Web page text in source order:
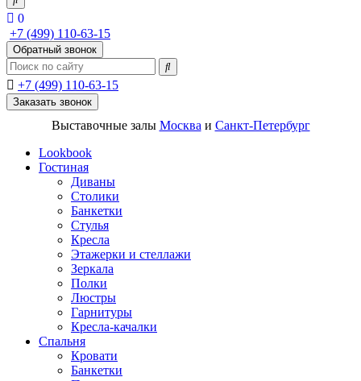
0
+7 (499) 110-63-15
Обратный звонок
+7 (499) 110-63-15
Заказать звонок
Выставочные залы Москва и Санкт-Петербург
Lookbook
Гостиная
Диваны
Столики
Банкетки
Стулья
Кресла
Этажерки и стеллажи
Зеркала
Полки
Люстры
Гарнитуры
Кресла-качалки
Спальня
Кровати
Банкетки